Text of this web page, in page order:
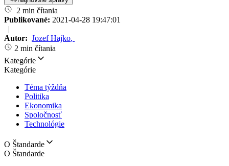
2 min čítania
Publikované: 2021-04-28 19:47:01
|
Autor: Jozef Hajko,
2 min čítania
Kategórie
Kategórie
Téma týždňa
Politika
Ekonomika
Spoločnosť
Technológie
O Štandarde
O Štandarde